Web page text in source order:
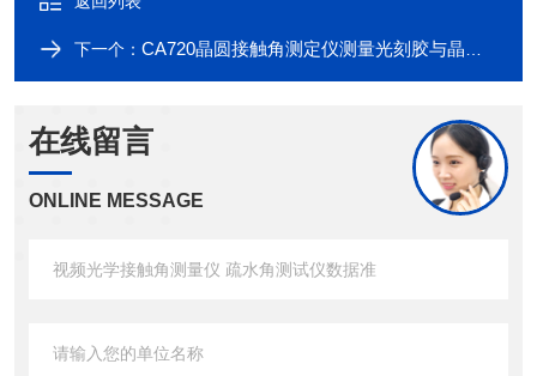
下一个： CA720晶圆接触角测定仪测量光刻胶与晶圆表面润湿
在线留言
ONLINE MESSAGE